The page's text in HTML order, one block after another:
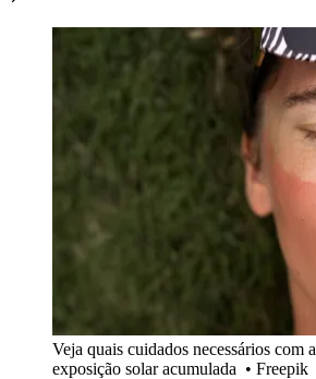
Veja quais cuidados necessários com
exposição solar acumulada • Freepik